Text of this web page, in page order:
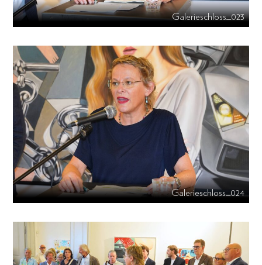
Galerieschloss_023
Galerieschloss_024